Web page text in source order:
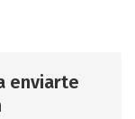
enviarte